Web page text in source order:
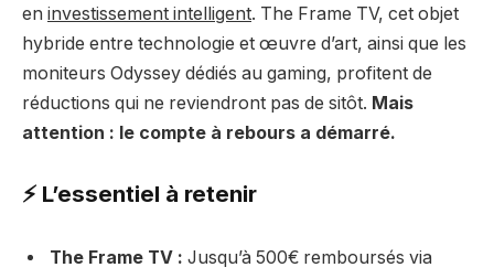
en investissement intelligent. The Frame TV, cet objet
hybride entre technologie et œuvre d’art, ainsi que les
moniteurs Odyssey dédiés au gaming, profitent de
réductions qui ne reviendront pas de sitôt. Mais
attention : le compte à rebours a démarré.
⚡ L’essentiel à retenir
The Frame TV : Jusqu’à 500€ remboursés via